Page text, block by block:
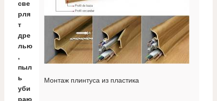
Монтаж плинтуса из пластика
све
рля
т
дре
лью
,
пыл
ь
уби
раю